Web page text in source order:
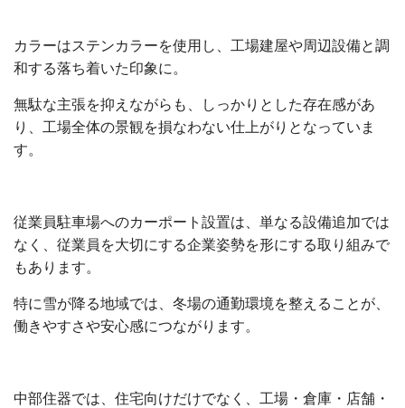
カラーはステンカラーを使用し、工場建屋や周辺設備と調
和する落ち着いた印象に。
無駄な主張を抑えながらも、しっかりとした存在感があ
り、工場全体の景観を損なわない仕上がりとなっていま
す。
従業員駐車場へのカーポート設置は、単なる設備追加では
なく、従業員を大切にする企業姿勢を形にする取り組みで
もあります。
特に雪が降る地域では、冬場の通勤環境を整えることが、
働きやすさや安心感につながります。
中部住器では、住宅向けだけでなく、工場・倉庫・店舗・